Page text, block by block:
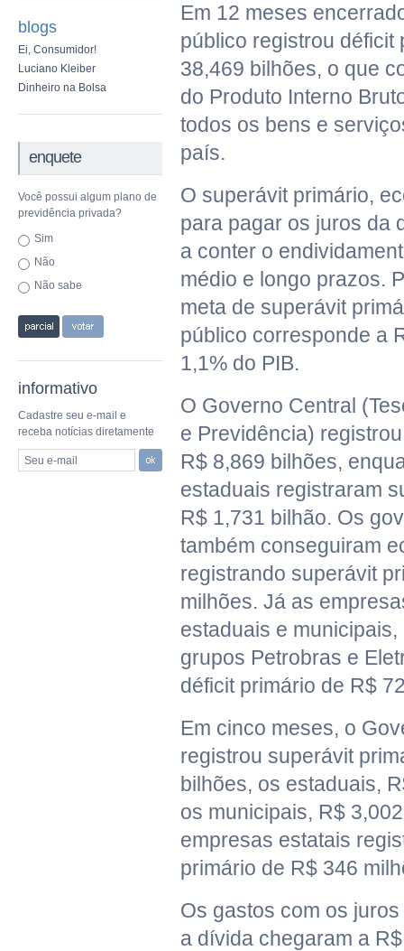
blogs
Ei, Consumidor!
Luciano Kleiber
Dinheiro na Bolsa
enquete
Você possui algum plano de
previdência privada?
Sim
Não
Não sabe
informativo
Cadastre seu e-mail e
receba notícias diretamente
Seu e-mail
Em 12 meses
público registrou déficit
38,469 bilhões, o que
do Produto Interno
todos os bens e
país.
O superávit primário,
para pagar os juros da
a conter o
médio e longo prazos.
meta de superávit
público corresponde a
1,1% do PIB.
O Governo Central
e Previdência)
R$ 8,869 bilhões,
estaduais registraram
R$ 1,731 bilhão. Os
também conseguiram
registrando superávit
milhões. Já as
estaduais e
grupos Petrobras e
déficit primário de R$
Em cinco meses, o
registrou superávit
bilhões, os estaduais,
os municipais, R$
empresas estatais
primário de R$ 346
Os gastos com os
a dívida chegaram a